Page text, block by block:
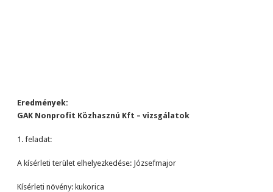
Eredmények:
GAK Nonprofit Közhasznú Kft – vizsgálatok
1. feladat:
A kísérleti terület elhelyezkedése: Józsefmajor
Kísérleti növény: kukorica